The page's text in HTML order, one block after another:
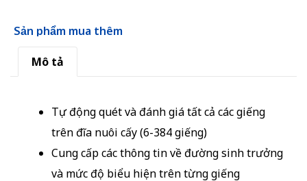
Sản phẩm mua thêm
Mô tả
Tự động quét và đánh giá tất cả các giếng
trên đĩa nuôi cấy (6-384 giếng)
Cung cấp các thông tin về đường sinh trưởng
và mức độ biểu hiện trên từng giếng